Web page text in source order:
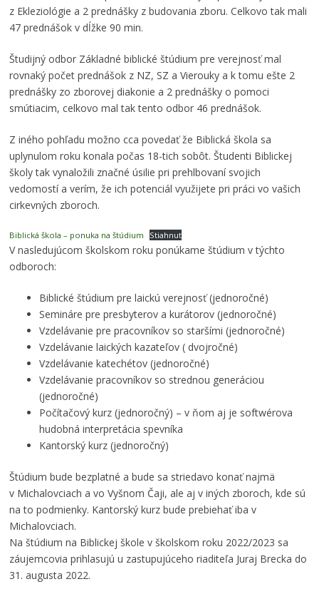
z Ekleziológie a 2 prednášky z budovania zboru. Celkovo tak mali
47 prednášok v dĺžke 90 min.
Študijný odbor Základné biblické štúdium pre verejnosť mal
rovnaký počet prednášok z NZ, SZ a Vierouky a k tomu ešte 2
prednášky zo zborovej diakonie a 2 prednášky o pomoci
smútiacim, celkovo mal tak tento odbor 46 prednášok.
Z iného pohľadu možno cca povedať že Biblická škola sa
uplynulom roku konala počas 18-tich sobôt. Študenti Biblickej
školy tak vynaložili značné úsilie pri prehlbovaní svojich
vedomostí a verím, že ich potenciál využijete pri práci vo vašich
cirkevných zboroch.
Biblická škola – ponuka na štúdium Stiahnuť
V nasledujúcom školskom roku ponúkame štúdium v týchto
odboroch:
Biblické štúdium pre laickú verejnosť (jednoročné)
Semináre pre presbyterov a kurátorov (jednoročné)
Vzdelávanie pre pracovníkov so staršími (jednoročné)
Vzdelávanie laických kazateľov ( dvojročné)
Vzdelávanie katechétov (jednoročné)
Vzdelávanie pracovníkov so strednou generáciou
(jednoročné)
Počítačový kurz (jednoročný) – v ňom aj je softwérova
hudobná interpretácia spevníka
Kantorský kurz (jednoročný)
Štúdium bude bezplatné a bude sa striedavo konať najmä
v Michalovciach a vo Vyšnom Čaji, ale aj v iných zboroch, kde sú
na to podmienky. Kantorský kurz bude prebiehať iba v
Michalovciach.
Na štúdium na Biblickej škole v školskom roku 2022/2023 sa
záujemcovia prihlasujú u zastupujúceho riaditeľa Juraj Brecka do
31. augusta 2022.